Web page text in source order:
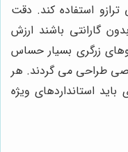
ترازو استفاده کند. دقت
گارانتی باشند ارزش
زرگری بسیار حساس
طراحی می گردند. هر
باید استانداردهای ویژه